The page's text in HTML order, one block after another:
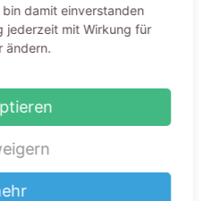
damit einverstanden
jederzeit mit Wirkung für
ändern.